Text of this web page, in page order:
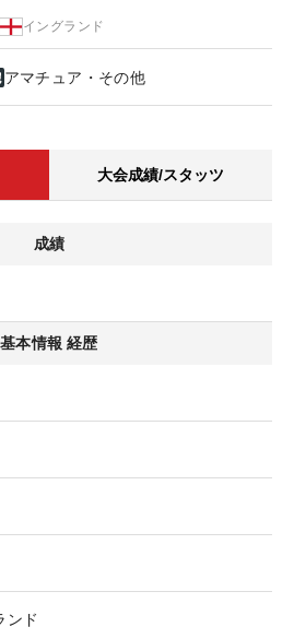
イングランド
アマチュア・その他
大会成績/スタッツ
成績
基本情報 経歴
ンド